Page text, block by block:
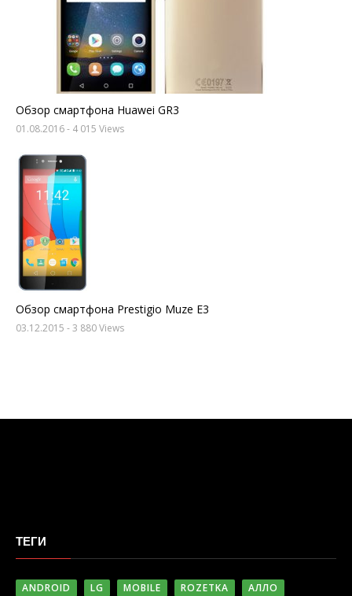
Обзор смартфона Huawei GR3
01.08.2016- 4 015 Views
Обзор смартфона Prestigio Muze E3
03.12.2015 - 3 880 Views
ТЕГИ
ANDROID LG MOBILE ROZETKA АЛЛО